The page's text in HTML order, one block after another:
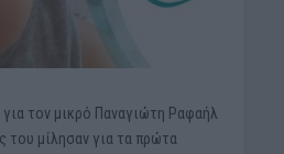
για τον μικρό Παναγιώτη Ραφαήλ
του μίλησαν για τα πρώτα